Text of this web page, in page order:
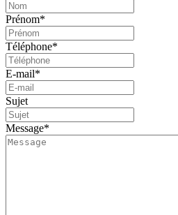
Prénom*
Téléphone*
E-mail*
Sujet
Message*